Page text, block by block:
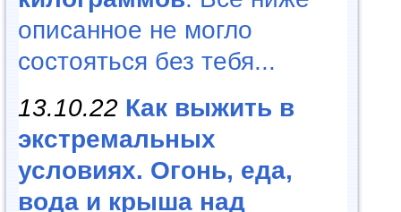
описанное не могло
состояться без тебя...
13.10.22 Как выжить в
экстремальных
условиях. Огонь, еда,
вода и крыша над